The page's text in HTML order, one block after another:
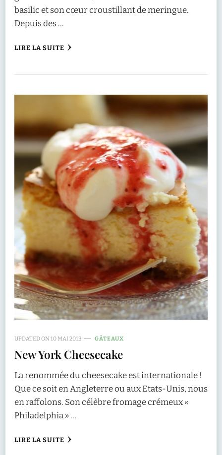
basilic et son cœur croustillant de meringue.
Depuis des …
LIRE LA SUITE
UPDATED ON10 MAI 2013 GÂTEAUX
New York Cheesecake
La renommée du cheesecake est internationale !
Que ce soit en Angleterre ou aux Etats-Unis, nous
en raffolons. Son célèbre fromage crémeux «
Philadelphia » …
LIRE LA SUITE